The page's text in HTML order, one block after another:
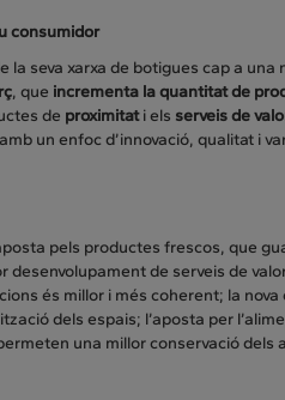
consumidor
seva xarxa de botigues cap a
, que incrementa la quantitat de
de proximitati els serveis de
un enfoc d’innovació, qualitat i
pels productes frescos, que
desenvolupament de serveis de
és millor i més coherent; la
dels espais; l’aposta per
una millor conservació dels